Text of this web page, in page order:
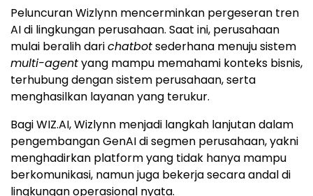
Peluncuran Wizlynn mencerminkan pergeseran tren
AI di lingkungan perusahaan. Saat ini, perusahaan
mulai beralih darichatbotsederhana menuju sistem
multi-agentyang mampu memahami konteks bisnis,
terhubung dengan sistem perusahaan, serta
menghasilkan layanan yang terukur.
Bagi WIZ.AI, Wizlynn menjadi langkah lanjutan dalam
pengembangan GenAI di segmen perusahaan, yakni
menghadirkan platform yang tidak hanya mampu
berkomunikasi, namun juga bekerja secara andal di
lingkungan operasional nyata.